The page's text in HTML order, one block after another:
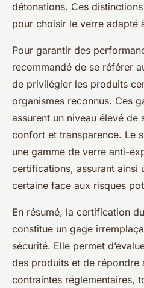
détonations. Ces
pour choisir le verre adapté
Pour garantir des
recommandé de se référer
de privilégier les produits
organismes reconnus. Ces
assurent un niveau élevé
confort et transparence. Le
une gamme de verre anti-
certifications, assurant ainsi
certaine face aux risques
En résumé, la certification
constitue un gage
sécurité. Elle permet
des produits et de répondre
contraintes réglementaires,